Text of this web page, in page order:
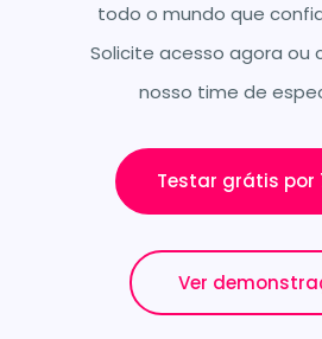
todo o mundo que
Solicite acesso agora ou
nosso time de
Testar grátis por
Ver